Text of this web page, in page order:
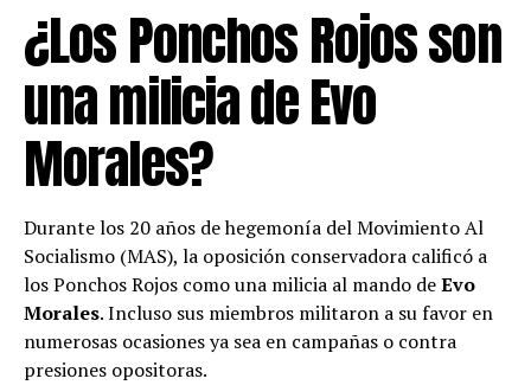
¿Los Ponchos Rojos son
una milicia de Evo
Morales?
Durante los 20 años de hegemonía del Movimiento Al
Socialismo (MAS), la oposición conservadora calificó a
los Ponchos Rojos como una milicia al mando deEvo
Morales. Incluso sus miembros militaron a su favor en
numerosas ocasiones ya sea en campañas o contra
presiones opositoras.